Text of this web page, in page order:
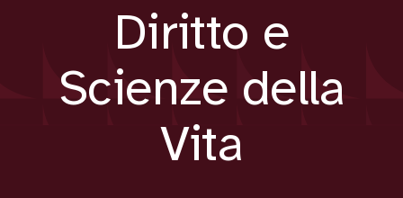
Diritto e
Scienze della
Vita